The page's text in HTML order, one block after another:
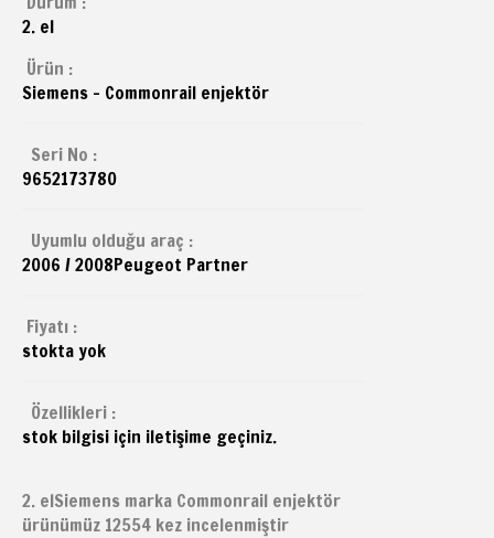
2. el
Ürün :
Siemens - Commonrail enjektör
Seri No :
9652173780
Uyumlu olduğu araç :
2006 / 2008Peugeot Partner
Fiyatı :
stokta yok
Özellikleri :
stok bilgisi için iletişime geçiniz.
2. elSiemens marka Commonrail enjektör
ürünümüz 12554 kez incelenmiştir